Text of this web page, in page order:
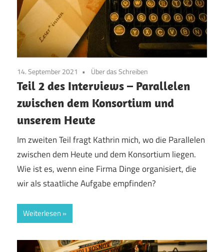
14. September 2021 Über das Schreiben
Teil 2 des Interviews – Parallelen
zwischen dem Konsortium und
unserem Heute
Im zweiten Teil fragt Kathrin mich, wo die Parallelen
zwischen dem Heute und dem Konsortium liegen.
Wie ist es, wenn eine Firma Dinge organisiert, die
wir als staatliche Aufgabe empfinden?
Weiterlesen